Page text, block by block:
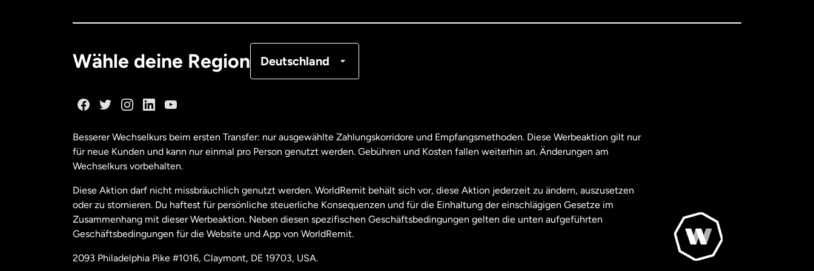
Wähle deine Region Deutschland
Malaysia
Neuseeland
Niederlande
Besserer Wechselkurs beim ersten Transfer: nur ausgewählte Zahlungskorridore und Empfangsmethoden. Diese Werbeaktion gilt nur
für neue Kunden und kann nur einmal pro Person genutzt werden. Gebühren und Kosten fallen weiterhin an. Änderungen am
Wechselkurs vorbehalten.
Diese Aktion darf nicht missbräuchlich genutzt werden. WorldRemit behält sich vor, diese Aktion jederzeit zu ändern, auszusetzen
oder zu stornieren. Du haftest für persönliche steuerliche Konsequenzen und für die Einhaltung der einschlägigen Gesetze im
Zusammenhang mit dieser Werbeaktion. Neben diesen spezifischen Geschäftsbedingungen gelten die unten aufgeführten
Geschäftsbedingungen für die Website und App von WorldRemit.
2093 Philadelphia Pike #1016, Claymont, DE 19703, USA.